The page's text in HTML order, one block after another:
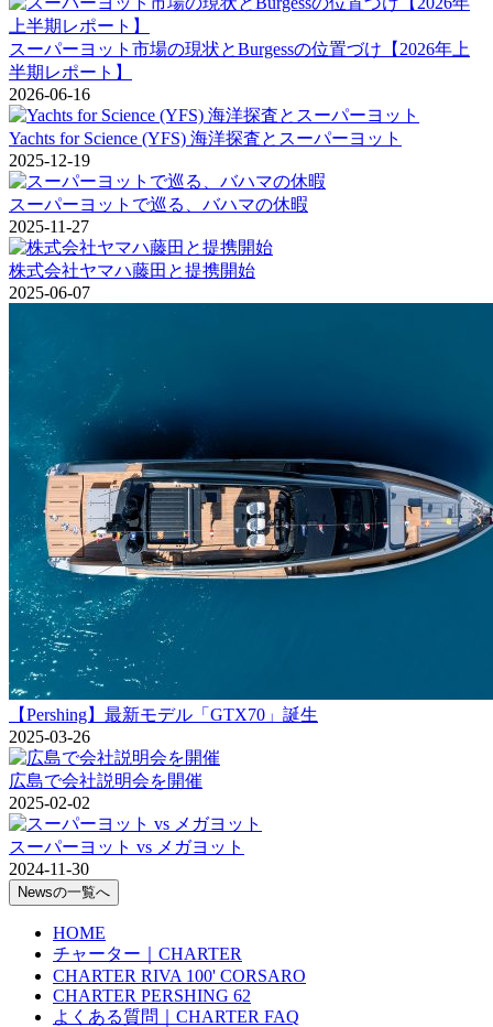
スーパーヨット市場の現状とBurgessの位置づけ【2026年上
半期レポート】
2026-06-16
Yachts for Science (YFS) 海洋探査とスーパーヨット
2025-12-19
スーパーヨットで巡る、バハマの休暇
2025-11-27
株式会社ヤマハ藤田と提携開始
2025-06-07
【Pershing】最新モデル「GTX70」誕生
2025-03-26
広島で会社説明会を開催
2025-02-02
スーパーヨット vs メガヨット
2024-11-30
Newsの一覧へ
HOME
チャーター｜CHARTER
CHARTER RIVA 100' CORSARO
CHARTER PERSHING 62
よくある質問｜CHARTER FAQ